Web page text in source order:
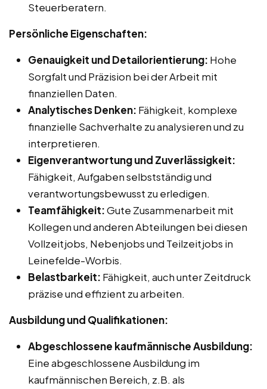
Steuerberatern.
Persönliche Eigenschaften:
Genauigkeit und Detailorientierung: Hohe
Sorgfalt und Präzision bei der Arbeit mit
finanziellen Daten.
Analytisches Denken: Fähigkeit, komplexe
finanzielle Sachverhalte zu analysieren und zu
interpretieren.
Eigenverantwortung und Zuverlässigkeit:
Fähigkeit, Aufgaben selbstständig und
verantwortungsbewusst zu erledigen.
Teamfähigkeit:Gute Zusammenarbeit mit
Kollegen und anderen Abteilungen bei diesen
Vollzeitjobs, Nebenjobs und Teilzeitjobs in
Leinefelde-Worbis.
Belastbarkeit: Fähigkeit, auch unter Zeitdruck
präzise und effizient zu arbeiten.
Ausbildung und Qualifikationen:
Abgeschlossene kaufmännische Ausbildung:
Eine abgeschlossene Ausbildung im
kaufmännischen Bereich, z.B. als